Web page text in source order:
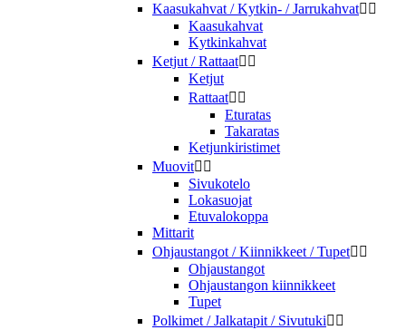
Kaasukahvat / Kytkin- / Jarrukahvat 
Kaasukahvat
Kytkinkahvat
Ketjut / Rattaat 
Ketjut
Rattaat 
Eturatas
Takaratas
Ketjunkiristimet
Muovit 
Sivukotelo
Lokasuojat
Etuvalokoppa
Mittarit
Ohjaustangot / Kiinnikkeet / Tupet 
Ohjaustangot
Ohjaustangon kiinnikkeet
Tupet
Polkimet / Jalkatapit / Sivutuki 